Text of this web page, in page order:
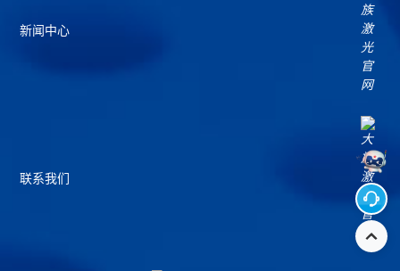
新闻中心
联系我们